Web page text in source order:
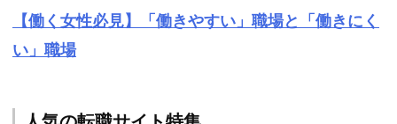
【働く女性必見】「働きやすい」職場と「働きにく
い」職場